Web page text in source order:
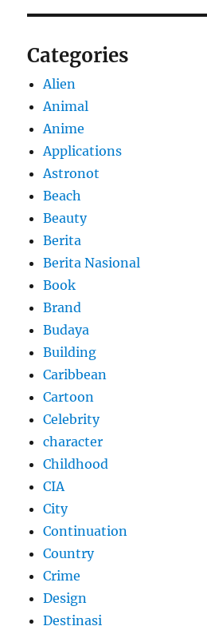
Categories
Alien
Animal
Anime
Applications
Astronot
Beach
Beauty
Berita
Berita Nasional
Book
Brand
Budaya
Building
Caribbean
Cartoon
Celebrity
character
Childhood
CIA
City
Continuation
Country
Crime
Design
Destinasi